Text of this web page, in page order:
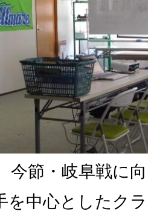
今節・岐阜戦に
を中心としたク